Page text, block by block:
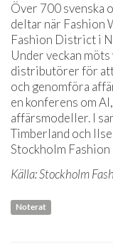
Över 700 svenska
deltar när Fashion
Fashion District i
Under veckan
distributörer för
och genomföra
en konferens om
affärsmodeller. I
Timberland och
Stockholm
Källa: Stockholm
Noterat